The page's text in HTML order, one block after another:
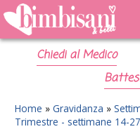
Chiedi al Medico
Home » Gravidanza »
Trimestre - settimane 14-27